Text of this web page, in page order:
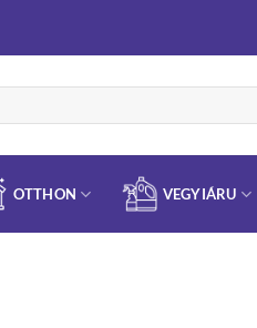
OTTHON VEGYIÁRU